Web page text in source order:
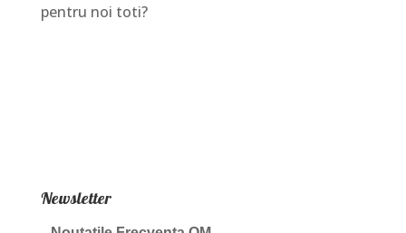
pentru noi toti?
Newsletter